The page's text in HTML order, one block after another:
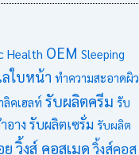
Health OEM Sleeping
ใบหน้า ทำความสะอาดผิว
ลิคเฮลท์ รับผลิตครีม รับ
อาง รับผลิตเซรั่ม รับผลิต
ย วิ้งส์ คอสเมด วิ้งส์คอส